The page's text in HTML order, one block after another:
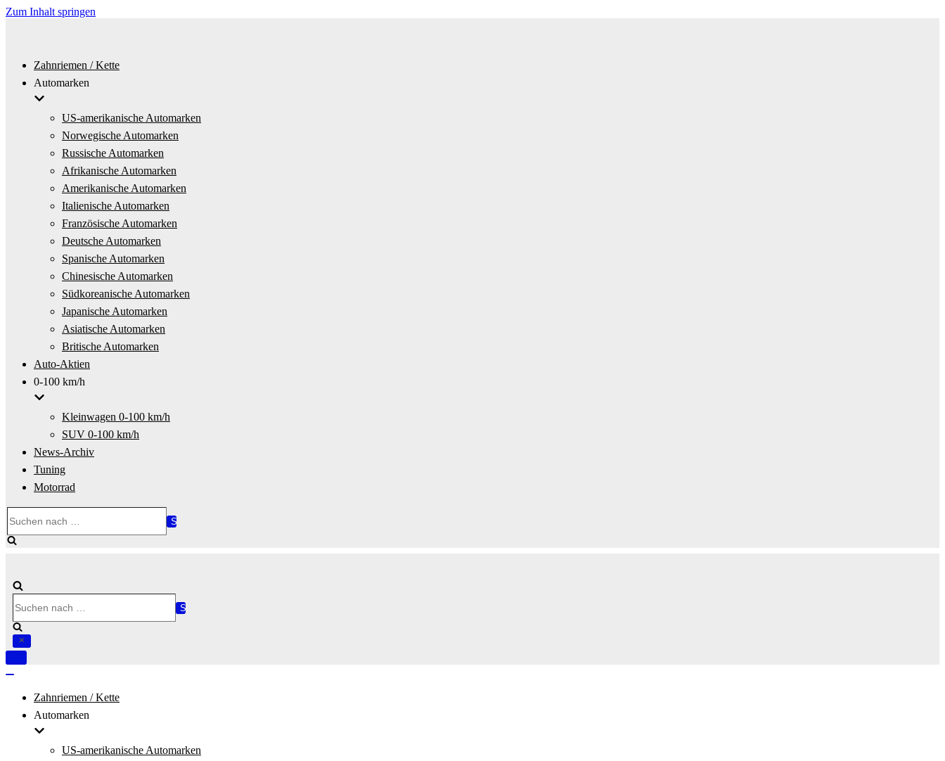
Zum Inhalt springen
Zahnriemen / Kette
Automarken
US-amerikanische Automarken
Norwegische Automarken
Russische Automarken
Afrikanische Automarken
Amerikanische Automarken
Italienische Automarken
Französische Automarken
Deutsche Automarken
Spanische Automarken
Chinesische Automarken
Südkoreanische Automarken
Japanische Automarken
Asiatische Automarken
Britische Automarken
Auto-Aktien
0-100 km/h
Kleinwagen 0-100 km/h
SUV 0-100 km/h
News-Archiv
Tuning
Motorrad
nach …
nach …
Navigation
Zahnriemen / Kette
Automarken
US-amerikanische Automarken